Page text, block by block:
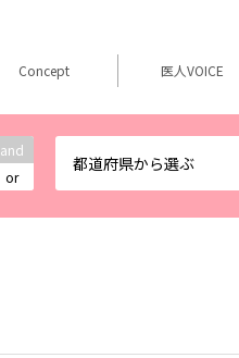
and
or
都道府県から選ぶ
Concept 医人VOICE